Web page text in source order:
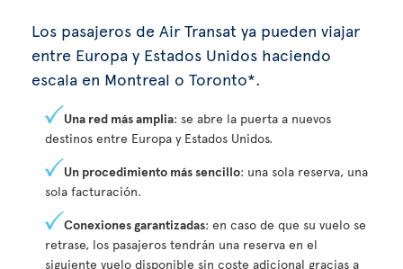
Los pasajeros de Air Transat ya pueden viajar
entre Europa y Estados Unidos haciendo
escala en Montreal o Toronto*.
Una red más amplia: se abre la puerta a nuevos
destinos entre Europa y Estados Unidos.
Un procedimiento más sencillo: una sola reserva, una
sola facturación.
Conexiones garantizadas: en caso de que su vuelo se
retrase, los pasajeros tendrán una reserva en el
siguiente vuelo disponible sin coste adicional gracias a